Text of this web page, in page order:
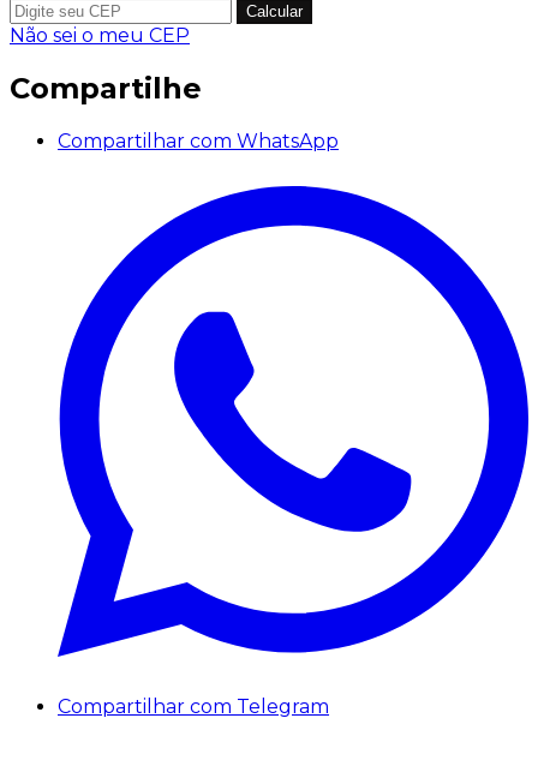
Calcular
Não sei o meu CEP
Compartilhe
Compartilhar com WhatsApp
Compartilhar com Telegram